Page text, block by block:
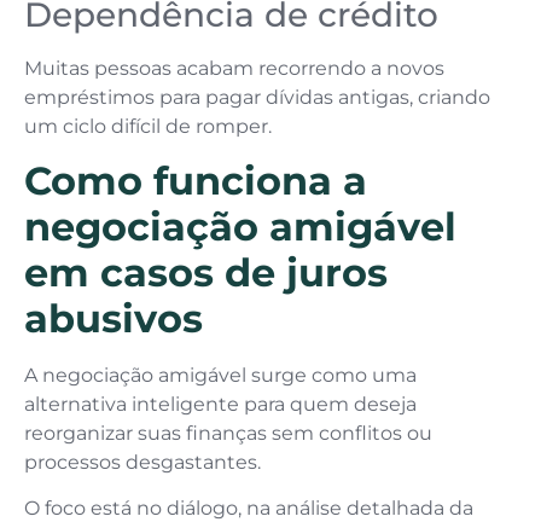
Dependência de crédito
Muitas pessoas acabam recorrendo a novos
empréstimos para pagar dívidas antigas, criando
um ciclo difícil de romper.
Como funciona a
negociação amigável
em casos de juros
abusivos
A negociação amigável surge como uma
alternativa inteligente para quem deseja
reorganizar suas finanças sem conflitos ou
processos desgastantes.
O foco está no diálogo, na análise detalhada da